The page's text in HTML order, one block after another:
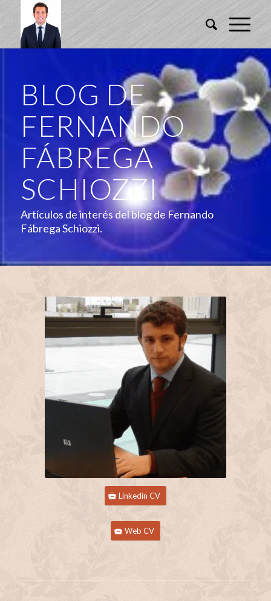
BLOG DE
FERNANDO
FÁBREGA
SCHIOZZI
Artículos de interés del blog de Fernando
Fábrega Schiozzi.
Linkedin CV
Web CV